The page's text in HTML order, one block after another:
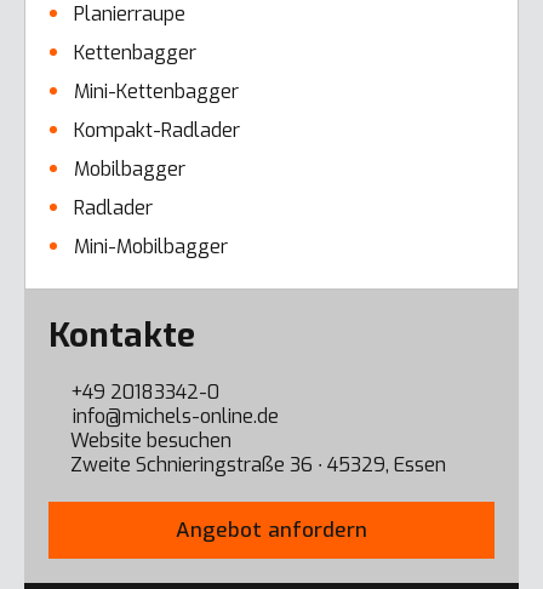
Planierraupe
Kettenbagger
Mini-Kettenbagger
Kompakt-Radlader
Mobilbagger
Radlader
Mini-Mobilbagger
Error here
Kontakte
+49 20183342-0
info@michels-online.de
Website besuchen
Zweite Schnieringstraße 36 ∙ 45329, Essen
Angebot anfordern